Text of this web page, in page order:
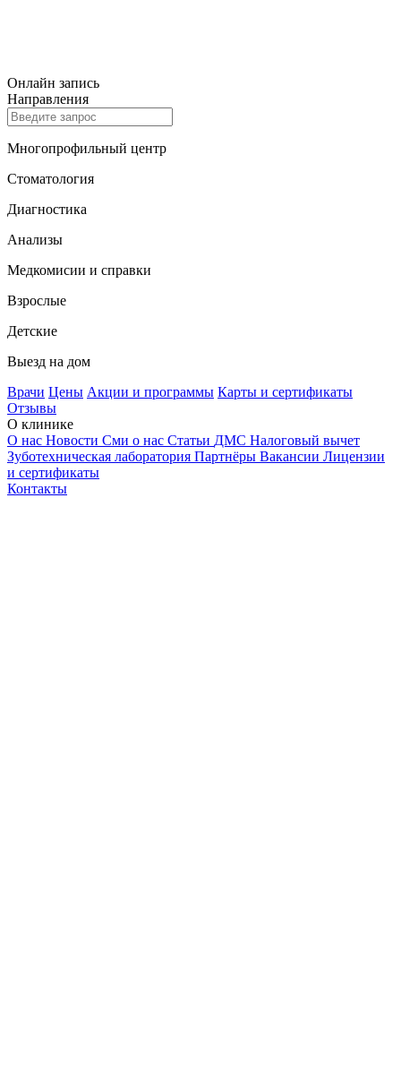
Онлайн запись
Направления
Многопрофильный центр
Стоматология
Диагностика
Анализы
Медкомисии и справки
Взрослые
Детские
Выезд на дом
Врачи Цены Акции и программы Карты и сертификаты
Отзывы
О клинике
О нас Новости Сми о нас Статьи ДМС Налоговый вычет
Зуботехническая лаборатория Партнёры Вакансии Лицензии
и сертификаты
Контакты